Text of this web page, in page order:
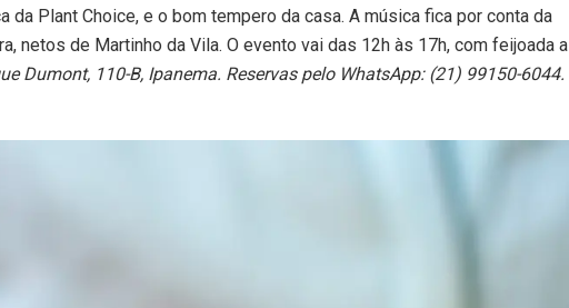
da Plant Choice, e o bom tempero da casa. A música fica por conta da
, netos de Martinho da Vila. O evento vai das 12h às 17h, com feijoada a
Dumont, 110-B, Ipanema. Reservas pelo WhatsApp: (21) 99150-6044.